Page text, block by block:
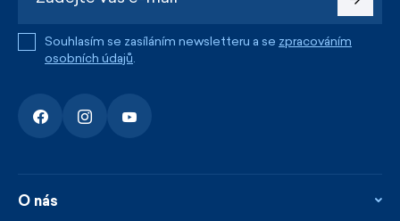
Souhlasím se zasíláním newsletteru a se zpracováním
osobních údajů.
O nás